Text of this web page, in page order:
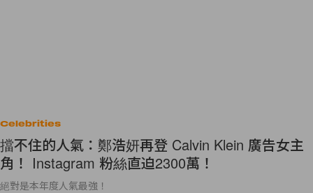
Celebrities
擋不住的人氣：鄭浩妍再登 Calvin Klein 廣告女主
角！ Instagram 粉絲直迫2300萬！
絕對是本年度人氣最強！